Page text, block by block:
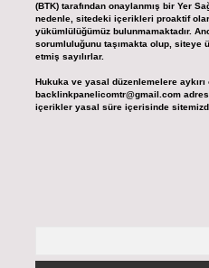
(BTK) tarafından onaylanmış bir Yer
nedenle, sitedeki içerikleri proaktif
yükümlülüğümüz bulunmamaktadır.
sorumluluğunu taşımakta olup, siteye
etmiş sayılırlar.
Hukuka ve yasal düzenlemelere
backlinkpanelicomtr@gmail.com
içerikler yasal süre içerisinde